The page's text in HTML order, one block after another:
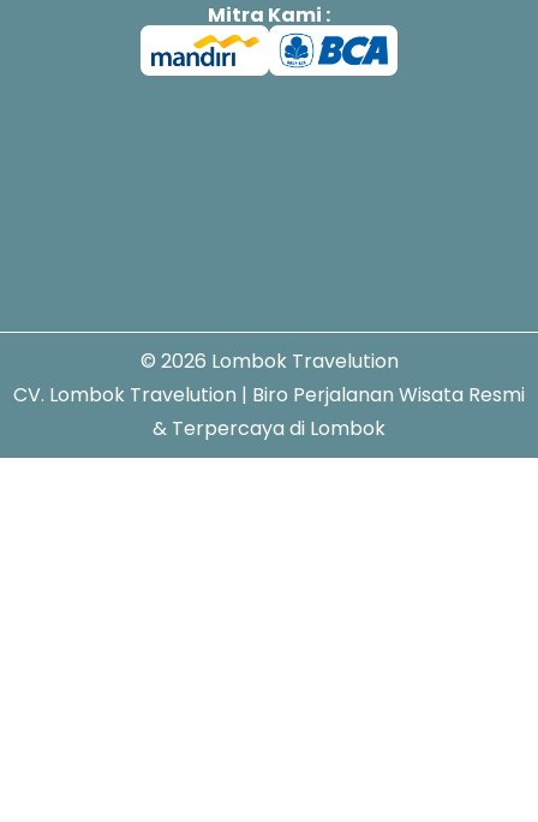
Mitra Kami :
© 2026 Lombok Travelution
CV. Lombok Travelution | Biro Perjalanan Wisata Resmi
& Terpercaya di Lombok